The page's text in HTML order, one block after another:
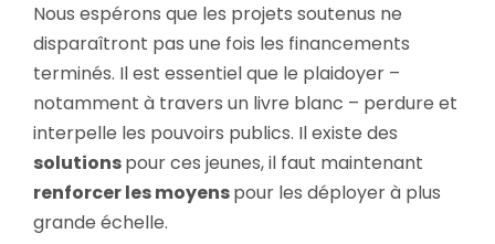
Nous espérons que les projets soutenus ne
disparaîtront pas une fois les financements
terminés. Il est essentiel que le plaidoyer –
notamment à travers un livre blanc – perdure et
interpelle les pouvoirs publics. Il existe des
solutionspour ces jeunes, il faut maintenant
renforcer les moyenspour les déployer à plus
grande échelle.